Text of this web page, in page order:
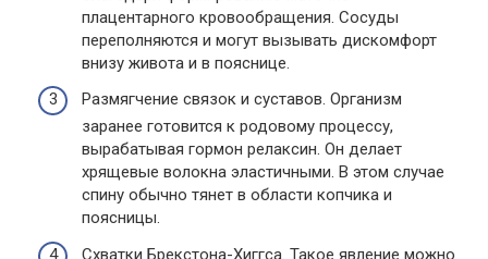
плацентарного кровообращения. Сосуды
переполняются и могут вызывать дискомфорт
внизу живота и в пояснице.
Размягчение связок и суставов. Организм
заранее готовится к родовому процессу,
вырабатывая гормон релаксин. Он делает
хрящевые волокна эластичными. В этом случае
спину обычно тянет в области копчика и
поясницы.
Схватки Брекстона-Хиггса. Такое явление можно